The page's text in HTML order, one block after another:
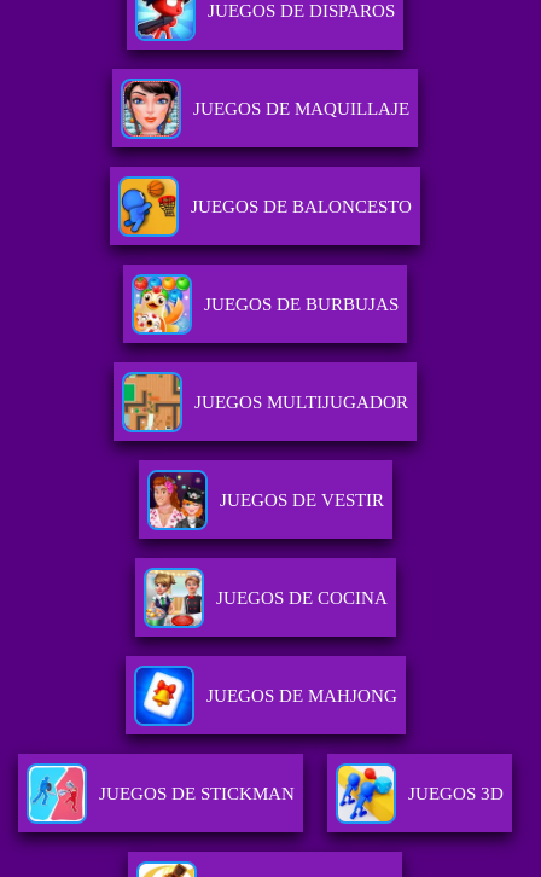
JUEGOS DE DISPAROS
JUEGOS DE MAQUILLAJE
JUEGOS DE BALONCESTO
JUEGOS DE BURBUJAS
JUEGOS MULTIJUGADOR
JUEGOS DE VESTIR
JUEGOS DE COCINA
JUEGOS DE MAHJONG
JUEGOS DE STICKMAN JUEGOS 3D